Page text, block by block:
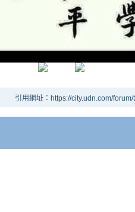
引用網址：https://city.udn.com/